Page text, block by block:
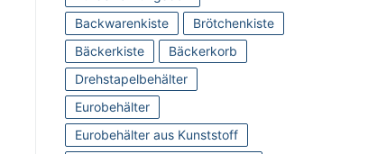
Backwarenkiste
Brötchenkiste
Bäckerkiste
Bäckerkorb
Drehstapelbehälter
Eurobehälter
Eurobehälter aus Kunststoff